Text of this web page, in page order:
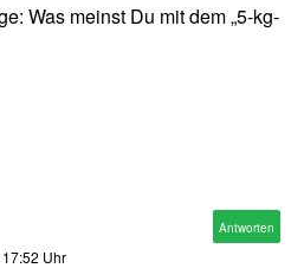
Was meinst Du mit dem „5-kg-
Uhr
Antworten